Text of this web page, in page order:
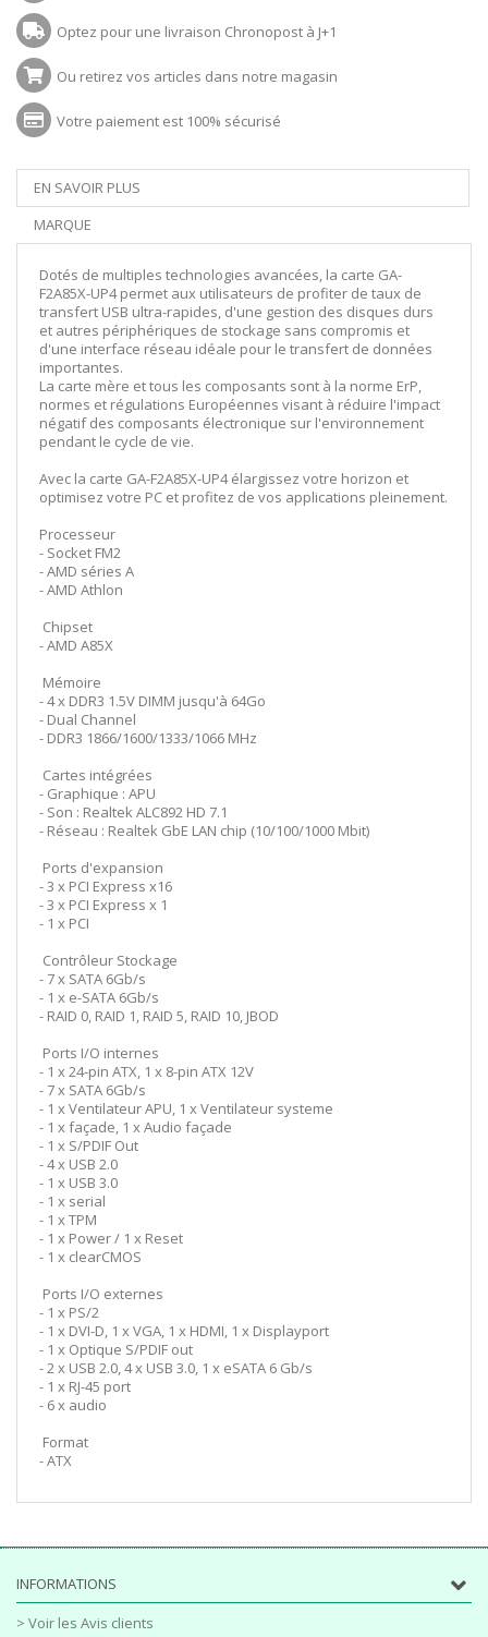
Optez pour une livraison Chronopost à J+1
Ou retirez vos articles dans notre magasin
Votre paiement est 100% sécurisé
EN SAVOIR PLUS
MARQUE
Dotés de multiples technologies avancées, la carte GA-
F2A85X-UP4 permet aux utilisateurs de profiter de taux de
transfert USB ultra-rapides, d'une gestion des disques durs
et autres périphériques de stockage sans compromis et
d'une interface réseau idéale pour le transfert de données
importantes.
La carte mère et tous les composants sont à la norme ErP,
normes et régulations Européennes visant à réduire l'impact
négatif des composants électronique sur l'environnement
pendant le cycle de vie.
Avec la carte GA-F2A85X-UP4 élargissez votre horizon et
optimisez votre PC et profitez de vos applications pleinement.
Processeur
- Socket FM2
- AMD séries A
- AMD Athlon
Chipset
- AMD A85X
Mémoire
- 4 x DDR3 1.5V DIMM jusqu'à 64Go
- Dual Channel
- DDR3 1866/1600/1333/1066 MHz
Cartes intégrées
- Graphique : APU
- Son : Realtek ALC892 HD 7.1
- Réseau : Realtek GbE LAN chip (10/100/1000 Mbit)
Ports d'expansion
- 3 x PCI Express x16
- 3 x PCI Express x 1
- 1 x PCI
Contrôleur Stockage
- 7 x SATA 6Gb/s
- 1 x e-SATA 6Gb/s
- RAID 0, RAID 1, RAID 5, RAID 10, JBOD
Ports I/O internes
- 1 x 24-pin ATX, 1 x 8-pin ATX 12V
- 7 x SATA 6Gb/s
- 1 x Ventilateur APU, 1 x Ventilateur systeme
- 1 x façade, 1 x Audio façade
- 1 x S/PDIF Out
- 4 x USB 2.0
- 1 x USB 3.0
- 1 x serial
- 1 x TPM
- 1 x Power / 1 x Reset
- 1 x clearCMOS
Ports I/O externes
- 1 x PS/2
- 1 x DVI-D, 1 x VGA, 1 x HDMI, 1 x Displayport
- 1 x Optique S/PDIF out
- 2 x USB 2.0, 4 x USB 3.0, 1 x eSATA 6 Gb/s
- 1 x RJ-45 port
- 6 x audio
Format
- ATX
INFORMATIONS
> Voir les Avis clients